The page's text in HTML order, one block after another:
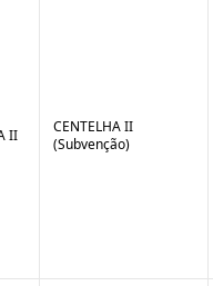
II
CENTELHA II
(Subvenção)